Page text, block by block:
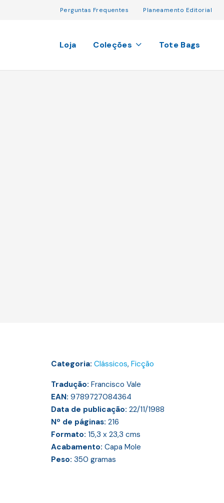
Perguntas Frequentes Planeamento Editorial
Loja Coleções Tote Bags
Categoria: Clássicos, Ficção
Tradução: Francisco Vale
EAN: 9789727084364
Data de publicação: 22/11/1988
Nº de páginas: 216
Formato: 15,3 x 23,3 cms
Acabamento: Capa Mole
Peso: 350 gramas